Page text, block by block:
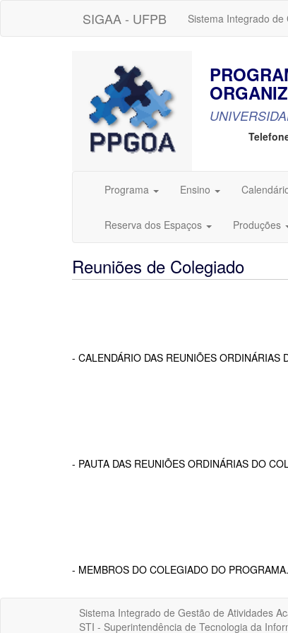
SIGAA - UFPB Sistema Integrado
Programa Ensino
Reserva dos Espaços Produções
Reuniões de Colegiado
- CALENDÁRIO DAS REUNIÕES ORDINÁRIAS
- PAUTA DAS REUNIÕES ORDINÁRIAS DO
- MEMBROS DO COLEGIADO DO PROGRAMA.
Sistema Integrado de Gestão de Atividades
STI - Superintendência de Tecnologia da